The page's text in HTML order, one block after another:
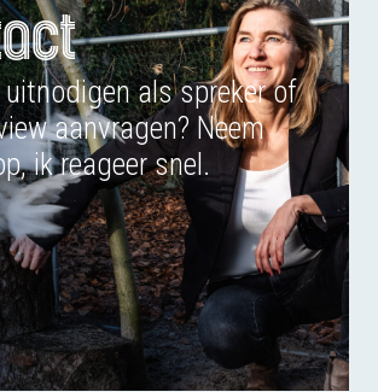
als spreker of
aanvragen? Neem
ik reageer snel.